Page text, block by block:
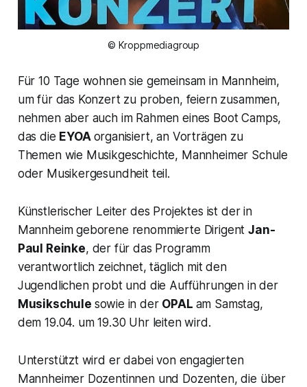
© Kroppmediagroup
Für 10 Tage wohnen sie gemeinsam in Mannheim,
um für das Konzert zu proben, feiern zusammen,
nehmen aber auch im Rahmen eines Boot Camps,
das die EYOA organisiert, an Vorträgen zu
Themen wie Musikgeschichte, Mannheimer Schule
oder Musikergesundheit teil.
Künstlerischer Leiter des Projektes ist der in
Mannheim geborene renommierte DirigentJan-
Paul Reinke, der für das Programm
verantwortlich zeichnet, täglich mit den
Jugendlichen probt und die Aufführungen in der
Musikschule sowie in der OPAL am Samstag,
dem 19.04. um 19.30 Uhr leiten wird.
Unterstützt wird er dabei von engagierten
Mannheimer Dozentinnen und Dozenten, die über